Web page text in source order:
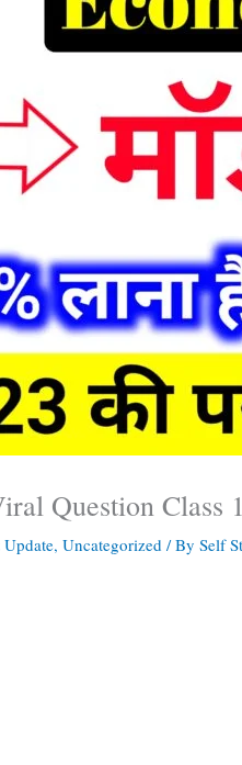
Question Class
Update, Uncategorized / By Self